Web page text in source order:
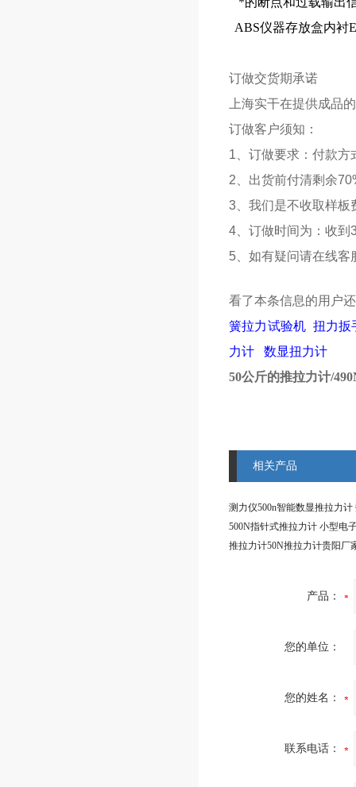
ABS仪器存放盒内衬
订做交货期承诺
上海实干在提供成品
订做客户须知：
1、订做要求：付款方
2、出货前付清剩余
3、我们是不收取样板
4、订做时间为：收到
5、如有疑问请在线客
看了本条信息的用户
簧拉力试验机 扭力扳
力计
数显扭力计
50公斤的推拉力计/
相关产品
推拉力计50N推拉力计贵阳厂
产品：
您的单位：
您的姓名：
联系电话：